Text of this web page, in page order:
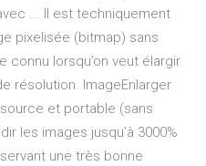
... Il est techniquement
pixelisée (bitmap) sans
connu lorsqu’on veut élargir
résolution. ImageEnlarger
et portable (sans
les images jusqu’à 3000%
une très bonne